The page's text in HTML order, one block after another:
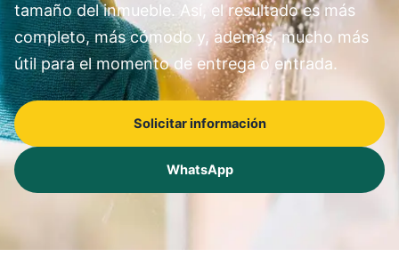
tamaño del inmueble. Así, el resultado es más
completo, más cómodo y, además, mucho más
útil para el momento de entrega o entrada.
Solicitar información
WhatsApp